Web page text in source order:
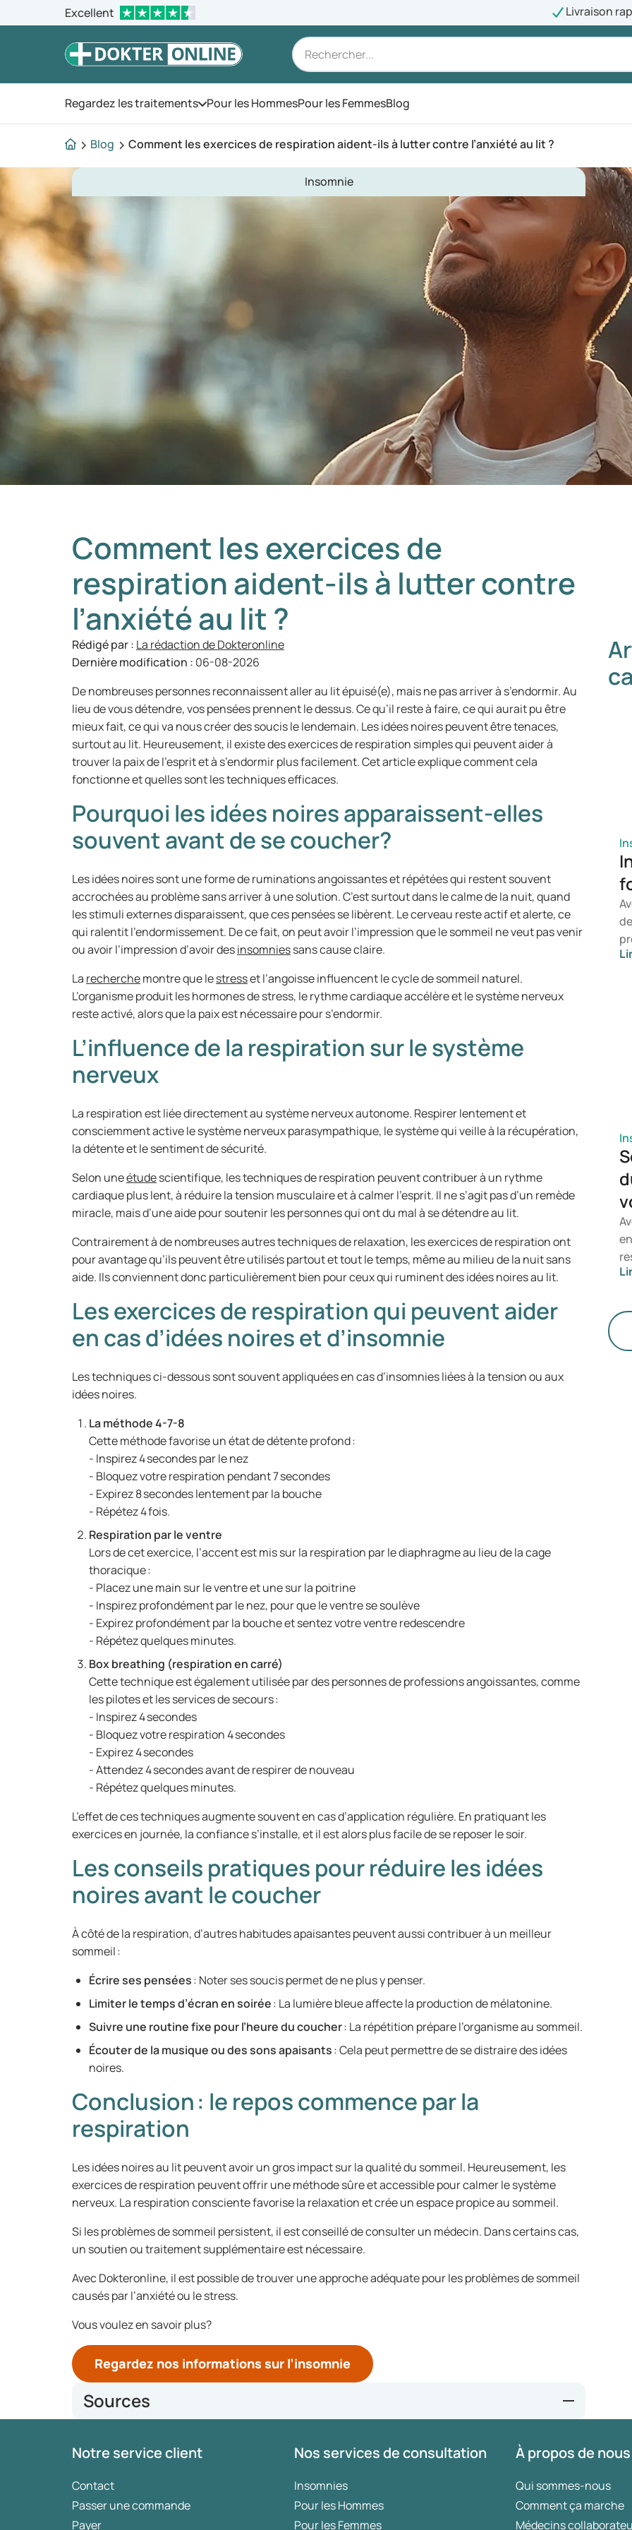
Excellent Livraison
Regardez les traitementsOuvrez le menu
Pour les HommesPour les FemmesBlog
Blog Comment les exercices de respiration aident-ils à lutter contre l’anxiété au lit ?
Insomnie
Comment les exercices de
respiration aident-ils à lutter contre
l’anxiété au lit ?
Rédigé par : La rédaction de Dokteronline
Dernière modification : 06-08-2026
De nombreuses personnes reconnaissent aller au lit épuisé(e), mais ne pas arriver à s’endormir. Au
lieu de vous détendre, vos pensées prennent le dessus. Ce qu’il reste à faire, ce qui aurait pu être
mieux fait, ce qui va nous créer des soucis le lendemain. Les idées noires peuvent être tenaces,
surtout au lit. Heureusement, il existe des exercices de respiration simples qui peuvent aider à
trouver la paix de l’esprit et à s’endormir plus facilement. Cet article explique comment cela
fonctionne et quelles sont les techniques efficaces.
Pourquoi les idées noires apparaissent-elles
souvent avant de se coucher?
Les idées noires sont une forme de ruminations angoissantes et répétées qui restent souvent
accrochées au problème sans arriver à une solution. C’est surtout dans le calme de la nuit, quand
les stimuli externes disparaissent, que ces pensées se libèrent. Le cerveau reste actif et alerte, ce
qui ralentit l’endormissement. De ce fait, on peut avoir l’impression que le sommeil ne veut pas venir
ou avoir l’impression d’avoir desinsomniessans cause claire.
La recherchemontre que lestresset l’angoisse influencent le cycle de sommeil naturel.
L’organisme produit les hormones de stress, le rythme cardiaque accélère et le système nerveux
reste activé, alors que la paix est nécessaire pour s’endormir.
L’influence de la respiration sur le système
nerveux
La respiration est liée directement au système nerveux autonome. Respirer lentement et
consciemment active le système nerveux parasympathique, le système qui veille à la récupération,
la détente et le sentiment de sécurité.
Selon uneétudescientifique, les techniques de respiration peuvent contribuer à un rythme
cardiaque plus lent, à réduire la tension musculaire et à calmer l’esprit. Il ne s’agit pas d’un remède
miracle, mais d’une aide pour soutenir les personnes qui ont du mal à se détendre au lit.
Contrairement à de nombreuses autres techniques de relaxation, les exercices de respiration ont
pour avantage qu’ils peuvent être utilisés partout et tout le temps, même au milieu de la nuit sans
aide. Ils conviennent donc particulièrement bien pour ceux qui ruminent des idées noires au lit.
Les exercices de respiration qui peuvent aider
en cas d’idées noires et d’insomnie
Les techniques ci-dessous sont souvent appliquées en cas d’insomnies liées à la tension ou aux
idées noires.
La méthode 4-7-8
Cette méthode favorise un état de détente profond :
- Inspirez 4 secondes par le nez
- Bloquez votre respiration pendant 7 secondes
- Expirez 8 secondes lentement par la bouche
- Répétez 4 fois.
Respiration par le ventre
Lors de cet exercice, l’accent est mis sur la respiration par le diaphragme au lieu de la cage
thoracique :
- Placez une main sur le ventre et une sur la poitrine
- Inspirez profondément par le nez, pour que le ventre se soulève
- Expirez profondément par la bouche et sentez votre ventre redescendre
- Répétez quelques minutes.
Box breathing (respiration en carré)
Cette technique est également utilisée par des personnes de professions angoissantes, comme
les pilotes et les services de secours :
- Inspirez 4 secondes
- Bloquez votre respiration 4 secondes
- Expirez 4 secondes
- Attendez 4 secondes avant de respirer de nouveau
- Répétez quelques minutes.
L’effet de ces techniques augmente souvent en cas d’application régulière. En pratiquant les
exercices en journée, la confiance s’installe, et il est alors plus facile de se reposer le soir.
Les conseils pratiques pour réduire les idées
noires avant le coucher
À côté de la respiration, d’autres habitudes apaisantes peuvent aussi contribuer à un meilleur
sommeil :
Écrire ses pensées: Noter ses soucis permet de ne plus y penser.
Limiter le temps d’écran en soirée: La lumière bleue affecte la production de mélatonine.
Suivre une routine fixe pour l’heure du coucher: La répétition prépare l’organisme au sommeil.
Écouter de la musique ou des sons apaisants: Cela peut permettre de se distraire des idées
noires.
Conclusion : le repos commence par la
respiration
Les idées noires au lit peuvent avoir un gros impact sur la qualité du sommeil. Heureusement, les
exercices de respiration peuvent offrir une méthode sûre et accessible pour calmer le système
nerveux. La respiration consciente favorise la relaxation et crée un espace propice au sommeil.
Si les problèmes de sommeil persistent, il est conseillé de consulter un médecin. Dans certains cas,
un soutien ou traitement supplémentaire est nécessaire.
Avec Dokteronline, il est possible de trouver une approche adéquate pour les problèmes de sommeil
causés par l’anxiété ou le stress.
Vous voulez en savoir plus?
Regardez nos informations sur l’insomnie
Sources
https://www.health.harvard.edu/mind-and-mood/tips-for-beating-anxiety-to-get-a-better-nights-sleep
Notre service client
Contact
Passer une commande
Payer
Nos services de consultation
Insomnies
Pour les Hommes
Pour les Femmes
À propos de nous
Qui sommes-nous
Comment ça marche
Médecins